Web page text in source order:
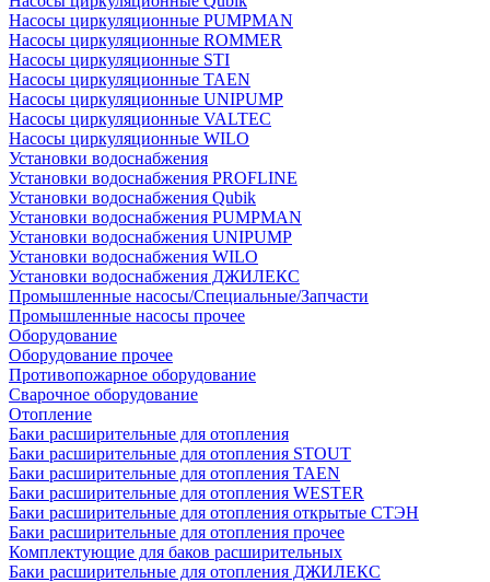
Насосы циркуляционные PUMPMAN
Насосы циркуляционные ROMMER
Насосы циркуляционные STI
Насосы циркуляционные TAEN
Насосы циркуляционные UNIPUMP
Насосы циркуляционные VALTEC
Насосы циркуляционные WILO
Установки водоснабжения
Установки водоснабжения PROFLINE
Установки водоснабжения Qubik
Установки водоснабжения PUMPMAN
Установки водоснабжения UNIPUMP
Установки водоснабжения WILO
Установки водоснабжения ДЖИЛЕКС
Промышленные насосы/Специальные/Запчасти
Промышленные насосы прочее
Оборудование
Оборудование прочее
Противопожарное оборудование
Сварочное оборудование
Отопление
Баки расширительные для отопления
Баки расширительные для отопления STOUT
Баки расширительные для отопления TAEN
Баки расширительные для отопления WESTER
Баки расширительные для отопления открытые СТЭН
Баки расширительные для отопления прочее
Комплектующие для баков расширительных
Баки расширительные для отопления ДЖИЛЕКС